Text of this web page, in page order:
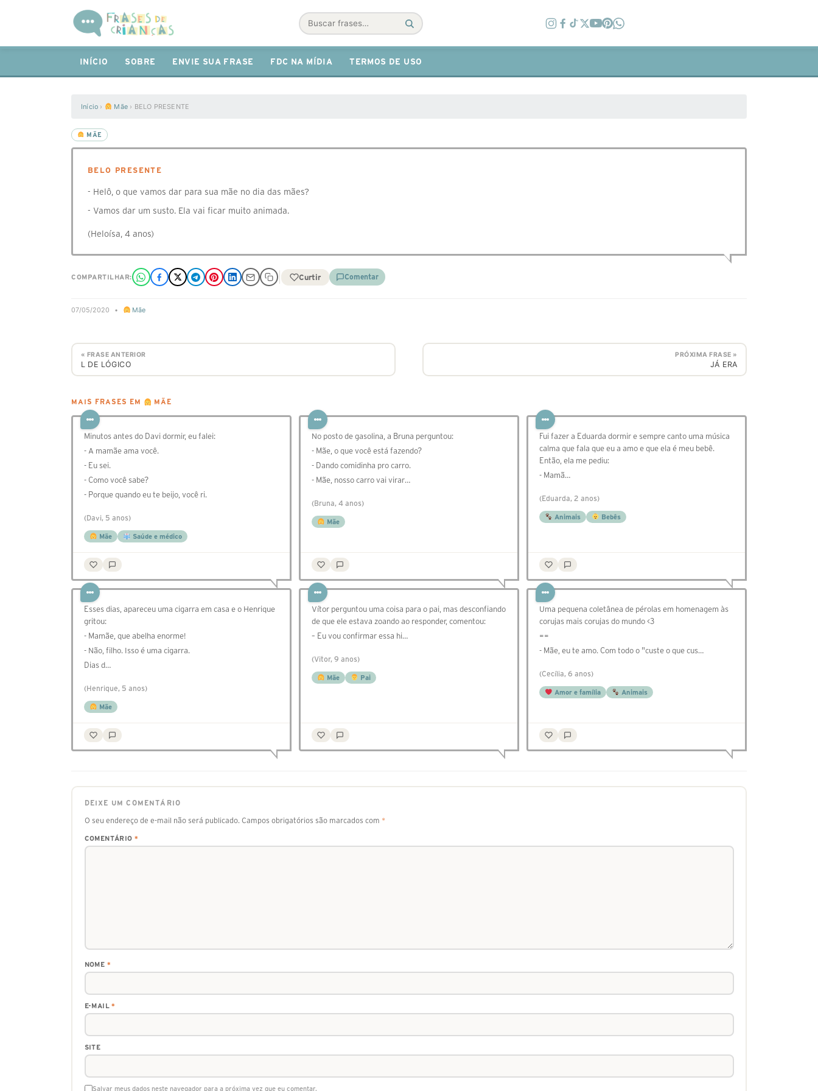
Buscar
INÍCIO SOBRE ENVIE SUA FRASE FDC NA MÍDIA TERMOS DE USO
Início › Mãe › BELO PRESENTE
MÃE
BELO PRESENTE
- Helô, o que vamos dar para sua mãe no dia das mães?
- Vamos dar um susto. Ela vai ficar muito animada.
(Heloísa, 4 anos)
COMPARTILHAR: Curtir Comentar
07/05/2020 • Mãe
« FRASE ANTERIOR
L DE LÓGICO
PRÓXIMA FRASE »
JÁ ERA
MAIS FRASES EM MÃE
Minutos antes do Davi dormir, eu falei:
- A mamãe ama você.
- Eu sei.
- Como você sabe?
- Porque quando eu te beijo, você ri.
(Davi, 5 anos)
Mãe Saúde e médico
No posto de gasolina, a Bruna perguntou:
- Mãe, o que você está fazendo?
- Dando comidinha pro carro.
- Mãe, nosso carro vai virar…
(Bruna, 4 anos)
Mãe
Fui fazer a Eduarda dormir e sempre canto uma música
calma que fala que eu a amo e que ela é meu bebê.
Então, ela me pediu:
- Mamã…
(Eduarda, 2 anos)
Animais Bebês
Esses dias, apareceu uma cigarra em casa e o Henrique
gritou:
- Mamãe, que abelha enorme!
- Não, filho. Isso é uma cigarra.
Dias d…
(Henrique, 5 anos)
Mãe
Vítor perguntou uma coisa para o pai, mas desconfiando
de que ele estava zoando ao responder, comentou:
– Eu vou confirmar essa hi…
(Vitor, 9 anos)
Mãe Pai
Uma pequena coletânea de pérolas em homenagem às
corujas mais corujas do mundo <3
==
- Mãe, eu te amo. Com todo o "custe o que cus…
(Cecília, 6 anos)
Amor e família Animais
DEIXE UM COMENTÁRIO
O seu endereço de e-mail não será publicado. Campos obrigatórios são marcados com *
COMENTÁRIO *
NOME *
E-MAIL*
SITE
Salvar meus dados neste navegador para a próxima vez que eu comentar.